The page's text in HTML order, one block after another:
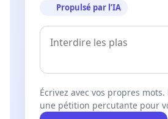
Propulsé par l’IA
Écrivez avec vos propres mots.
une pétition percutante pour